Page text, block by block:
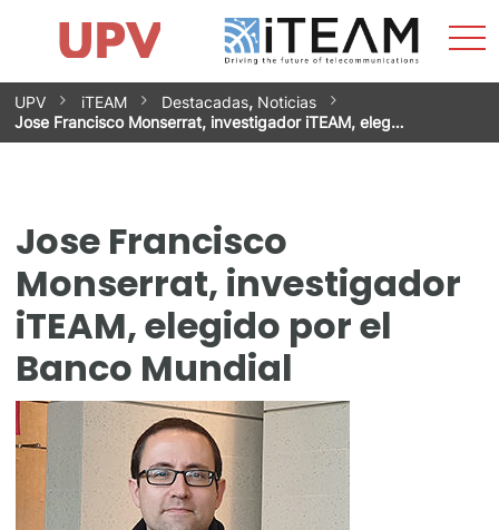
Saltar
contenido
Impacto
Grupos de investigación
Instalaciones
Spin-offs
Contacto
Prácticas
Noticias
Unidad de Igualdad
UPV iTEAM Destacadas, Noticias
Jose Francisco Monserrat, investigador iTEAM, eleg…
Jose Francisco
Monserrat, investigador
iTEAM, elegido por el
Banco Mundial